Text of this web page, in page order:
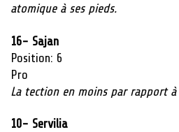
atomique à ses pieds.
16- Sajan
Position: 6
Pro
La tection en moins par rapport
10- Servilia